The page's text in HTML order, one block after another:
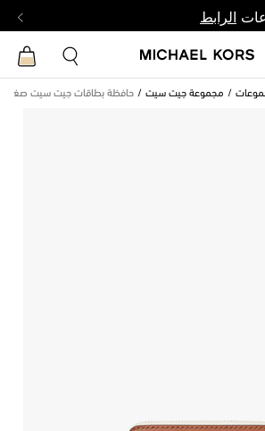
الرابط
مجموعة جيت سيت حافظة بطاقات جيت سيت